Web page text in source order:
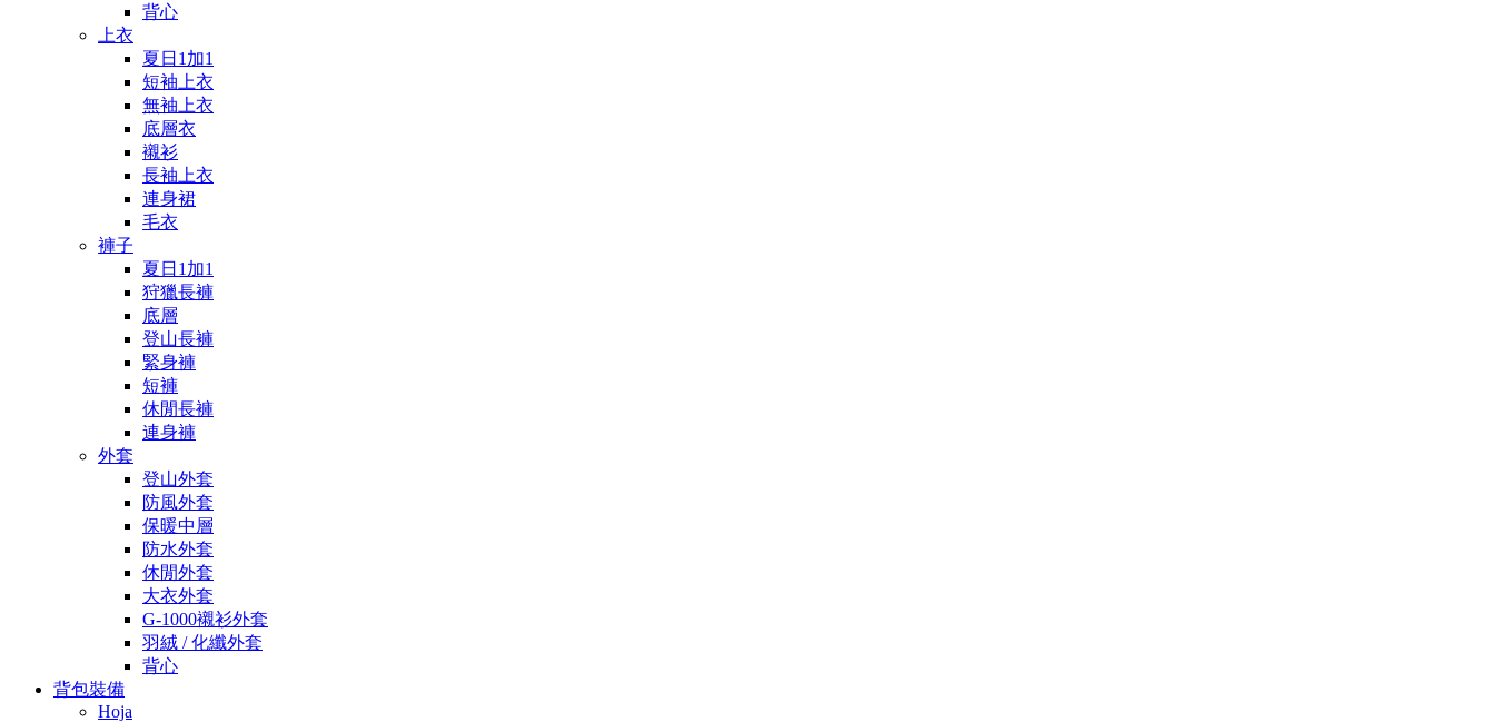
背心
上衣
夏日1加1
短袖上衣
無袖上衣
底層衣
襯衫
長袖上衣
連身裙
毛衣
褲子
夏日1加1
狩獵長褲
底層
登山長褲
緊身褲
短褲
休閒長褲
連身褲
外套
登山外套
防風外套
保暖中層
防水外套
休閒外套
大衣外套
G-1000襯衫外套
羽絨 / 化纖外套
背心
背包裝備
Hoja